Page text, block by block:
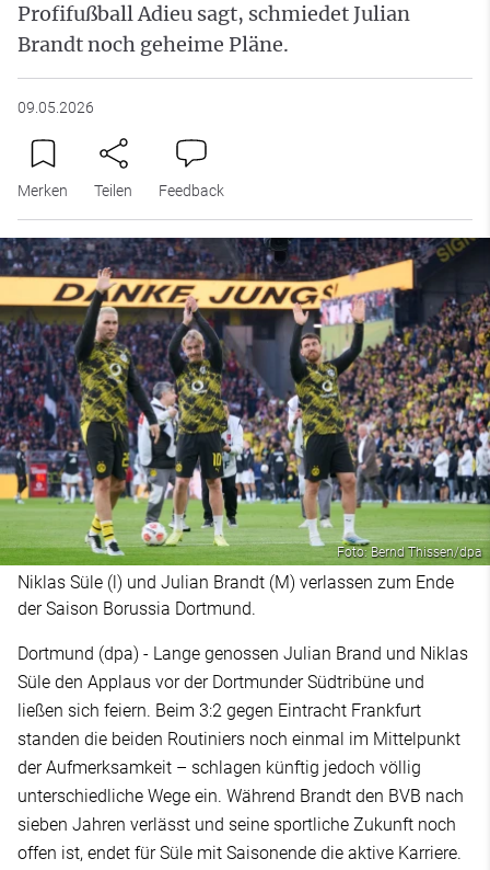
Profifußball Adieu sagt, schmiedet Julian
Brandt noch geheime Pläne.
09.05.2026
Merken Teilen Feedback
Foto: Bernd Thissen/dpa
Niklas Süle (l) und Julian Brandt (M) verlassen zum Ende
der Saison Borussia Dortmund.
Dortmund (dpa) - Lange genossen Julian Brand und Niklas
Süle den Applaus vor der Dortmunder Südtribüne und
ließen sich feiern. Beim 3:2 gegen Eintracht Frankfurt
standen die beiden Routiniers noch einmal im Mittelpunkt
der Aufmerksamkeit – schlagen künftig jedoch völlig
unterschiedliche Wege ein. Während Brandt den BVB nach
sieben Jahren verlässt und seine sportliche Zukunft noch
offen ist, endet für Süle mit Saisonende die aktive Karriere.